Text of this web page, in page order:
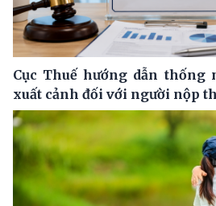
Cục Thuế hướng dẫn thống
xuất cảnh đối với người nộp